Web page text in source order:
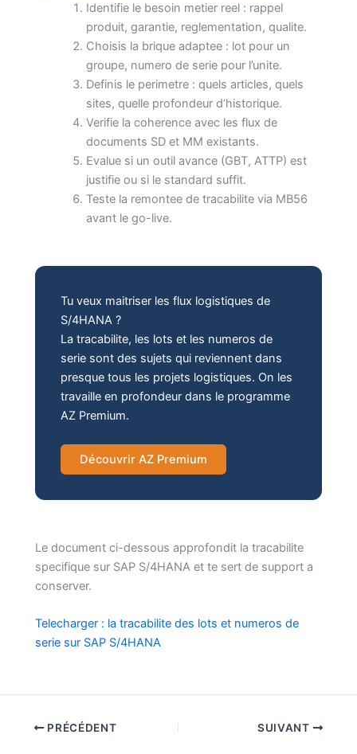
Identifie le besoin metier reel : rappel
produit, garantie, reglementation, qualite.
Choisis la brique adaptee : lot pour un
groupe, numero de serie pour l’unite.
Definis le perimetre : quels articles, quels
sites, quelle profondeur d’historique.
Verifie la coherence avec les flux de
documents SD et MM existants.
Evalue si un outil avance (GBT, ATTP) est
justifie ou si le standard suffit.
Teste la remontee de tracabilite via MB56
avant le go-live.
Tu veux maitriser les flux logistiques de
S/4HANA ?
La tracabilite, les lots et les numeros de
serie sont des sujets qui reviennent dans
presque tous les projets logistiques. On les
travaille en profondeur dans le programme
AZ Premium.
Découvrir AZ Premium
Le document ci-dessous approfondit la tracabilite
specifique sur SAP S/4HANA et te sert de support a
conserver.
Telecharger : la tracabilite des lots et numeros de
serie sur SAP S/4HANA
PRÉCÉDENT SUIVANT